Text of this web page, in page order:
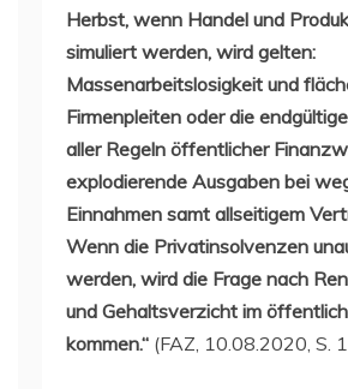
Herbst, wenn Handel und
simuliert werden, wird gelten:
Massenarbeitslosigkeit und
Firmenpleiten oder die
aller Regeln öffentlicher
explodierende Ausgaben bei
Einnahmen samt allseitigem
Wenn die Privatinsolvenzen
werden, wird die Frage nach
und Gehaltsverzicht im
kommen.“ (FAZ, 10.08.2020, S.